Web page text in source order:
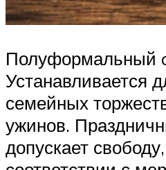
Полуформальный
Устанавливается
семейных
ужинов.
допускает